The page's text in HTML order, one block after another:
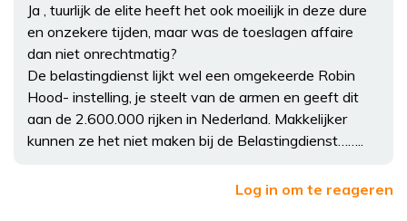
Ja , tuurlijk de elite heeft het ook moeilijk in deze dure
en onzekere tijden, maar was de toeslagen affaire
dan niet onrechtmatig?
De belastingdienst lijkt wel een omgekeerde Robin
Hood- instelling, je steelt van de armen en geeft dit
aan de 2.600.000 rijken in Nederland. Makkelijker
kunnen ze het niet maken bij de Belastingdienst……..
Log in om te reageren